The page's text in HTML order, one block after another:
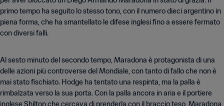
primo tempo ha seguito lo stesso tono, con il numero dieci argentino in
piena forma, che ha smantellato le difese inglesi fino a essere fermato
con diversi falli.
Al sesto minuto del secondo tempo, Maradona è protagonista di una
delle azioni più controverse del Mondiale, con tanto di fallo che non è
mai stato fischiato. Hodge ha tentato una respinta, ma la palla è
rimbalzata verso la sua porta. Con la palla ancora in aria e il portiere
inglese Shilton che cercava di prenderla con il braccio teso, Maradona